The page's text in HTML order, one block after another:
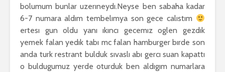
bolumum bunlar uzerıneydı.Neyse ben sabaha kadar
6-7 numara aldım tembelımya son gece calıstım
ertesı gun oldu yanı ıkıncı gecemız oglen gezdık
yemek falan yedık tabı mc falan hamburger bırde son
anda turk restrant bulduk sıvaslı abı gercı suan kapattı
o buldugumuz yerde oturduk ben aldıgım numarlara